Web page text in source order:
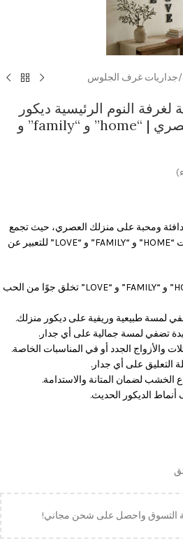
/جداريات غرف الجلوس
لغرفة النوم الرئيسية ديكور
جداري أنيق للمنزل العصري | “home” و “family” و
ومحبة على منزلك العصري، حيث تجمع
بين جمال الخشب الطبيعي وكلمات “HOME” و “FAMILY” و “LOVE” للتعبير عن
كلمات “HOME” و “FAMILY” و “LOVE” تخلق جوًا من الحب
لمسة طبيعية وريفية على ديكور منزلك.
تضفي لمسة جمالية على أي جدار.
والأزواج الجدد أو في المناسبات الخاصة.
التعليق على أي جدار.
الخشب لضمان المتانة والاستدامة.
الديكور الحديث.
التسوق واحصل على شحن مجاني!